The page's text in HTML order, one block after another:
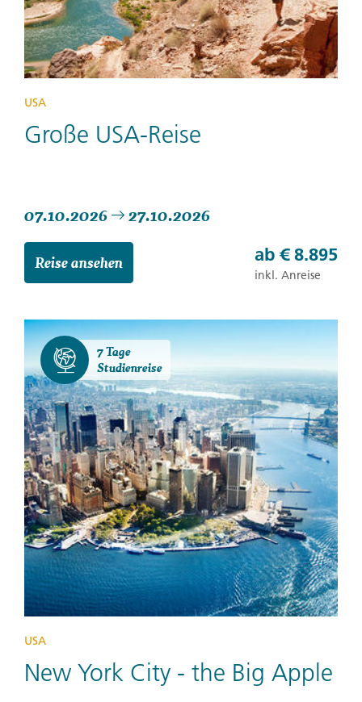
USA
Große USA-Reise
07.10.2026 27.10.2026
Reise ansehen ab € 8.895
inkl. Anreise
7 Tage
Studienreise
USA
New York City - the Big Apple